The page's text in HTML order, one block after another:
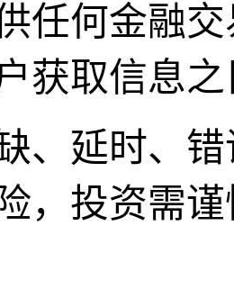
任何金融
获取信息
、延时、
，投资需